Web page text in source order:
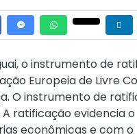
o instrumento de
Europeia de Livre
O instrumento de
ratificação evidencia o
econômicas e com o